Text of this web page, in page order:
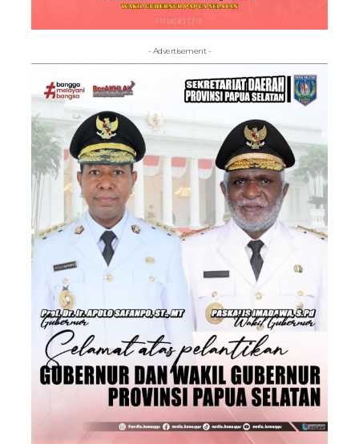
- Advertisement -